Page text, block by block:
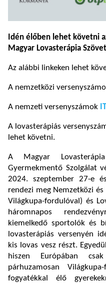
Idén élőben lehet követni
Magyar Lovasterápia
Az alábbi linkeken lehet
A nemzetközi
A nemzeti versenyszámok
A lovasterápiás
lehet követni.
A Magyar
Gyermekmentő Szolgálat
2024. szeptember 27-e
rendezi meg Nemzetközi
Világkupa-fordulóval) és
háromnapos
kiemelkedő sportolók és
lovasterápiás versenyén
kis lovas vesz részt.
hiszen Európában
párhuzamosan
fogyatékkal élő